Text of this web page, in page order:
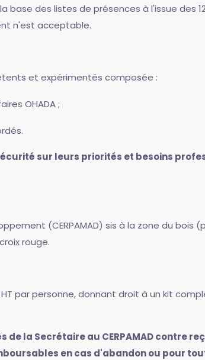
des listes de présences à l'issue des
n'est acceptable.
et expérimentés composée :
OHADA ;
sur leurs priorités et besoins
(CERPAMAD) sis à la zone du bois
rouge.
par personne, donnant droit à un kit
la Secrétaire au CERPAMAD contre
en cas d'abandon ou pour